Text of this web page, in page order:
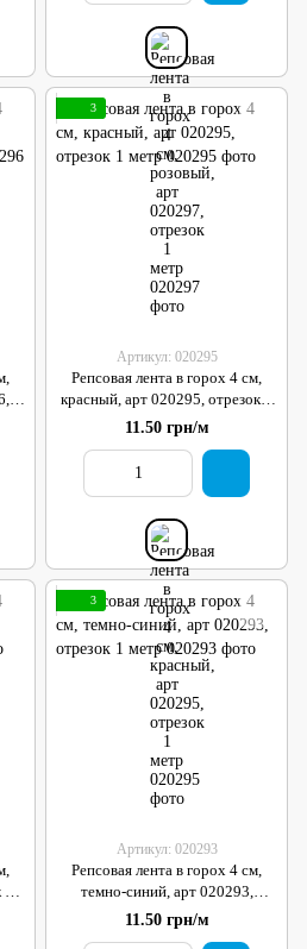
3
Артикул: 020295
Репсовая лента в горох 4 см,
красный, арт 020295, отрезок 1
метр
11.50 грн/м
3
Артикул: 020293
Репсовая лента в горох 4 см,
темно-синий, арт 020293,
отрезок 1 метр
11.50 грн/м